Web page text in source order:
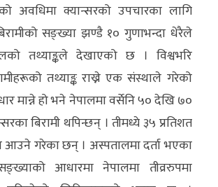
अवधिमा क्यान्सरको उपचारका लागि
सङ्ख्या झण्डै १० गुणाभन्दा धेरैले
तथ्याङ्कले देखाएको छ । विश्वभरि
तथ्याङ्क राख्ने एक संस्थाले गरेको
मान्ने हो भने नेपालमा वर्सेनि ५० देखि ७०
बिरामी थपिन्छन् । तीमध्ये ३५ प्रतिशत
आउने गरेका छन् । अस्पतालमा दर्ता भएका
आधारमा नेपालमा तीव्ररुपमा